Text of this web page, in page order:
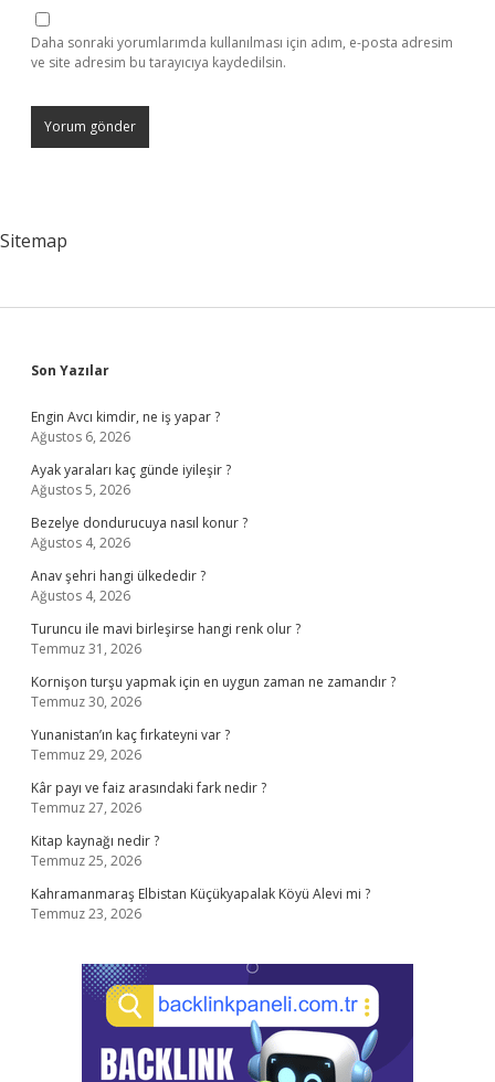
Daha sonraki yorumlarımda kullanılması için adım, e-posta adresim
ve site adresim bu tarayıcıya kaydedilsin.
Sitemap
Sidebar
Son Yazılar
Engin Avcı kimdir, ne iş yapar ?
Ağustos 6, 2026
Ayak yaraları kaç günde iyileşir ?
Ağustos 5, 2026
Bezelye dondurucuya nasıl konur ?
Ağustos 4, 2026
Anav şehri hangi ülkededir ?
Ağustos 4, 2026
Turuncu ile mavi birleşirse hangi renk olur ?
Temmuz 31, 2026
Kornişon turşu yapmak için en uygun zaman ne zamandır ?
Temmuz 30, 2026
Yunanistan’ın kaç fırkateyni var ?
Temmuz 29, 2026
Kâr payı ve faiz arasındaki fark nedir ?
Temmuz 27, 2026
Kitap kaynağı nedir ?
Temmuz 25, 2026
Kahramanmaraş Elbistan Küçükyapalak Köyü Alevi mi ?
Temmuz 23, 2026